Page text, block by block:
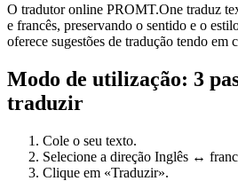
O tradutor online PROMT.One traduz
e francês, preservando o sentido e o
oferece sugestões de tradução tendo em
Modo de utilização: 3
traduzir
Cole o seu texto.
Selecione a direção Inglês ↔
Clique em «Traduzir».